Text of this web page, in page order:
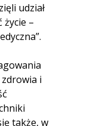
udział
życie –
i
także, w